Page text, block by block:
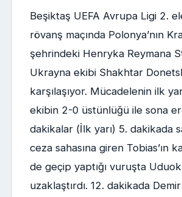
Beşiktaş UEFA Avrupa Ligi 2.
rövanş maçında Polonya’nın
şehrindeki Henryka Reymana
Ukrayna ekibi Shakhtar
karşılaşıyor. Mücadelenin ilk
ekibin 2-0 üstünlüğü ile sona
dakikalar (İlk yarı) 5. dakikada
ceza sahasına giren Tobias’ın
de geçip yaptığı vuruşta
uzaklaştırdı. 12. dakikada